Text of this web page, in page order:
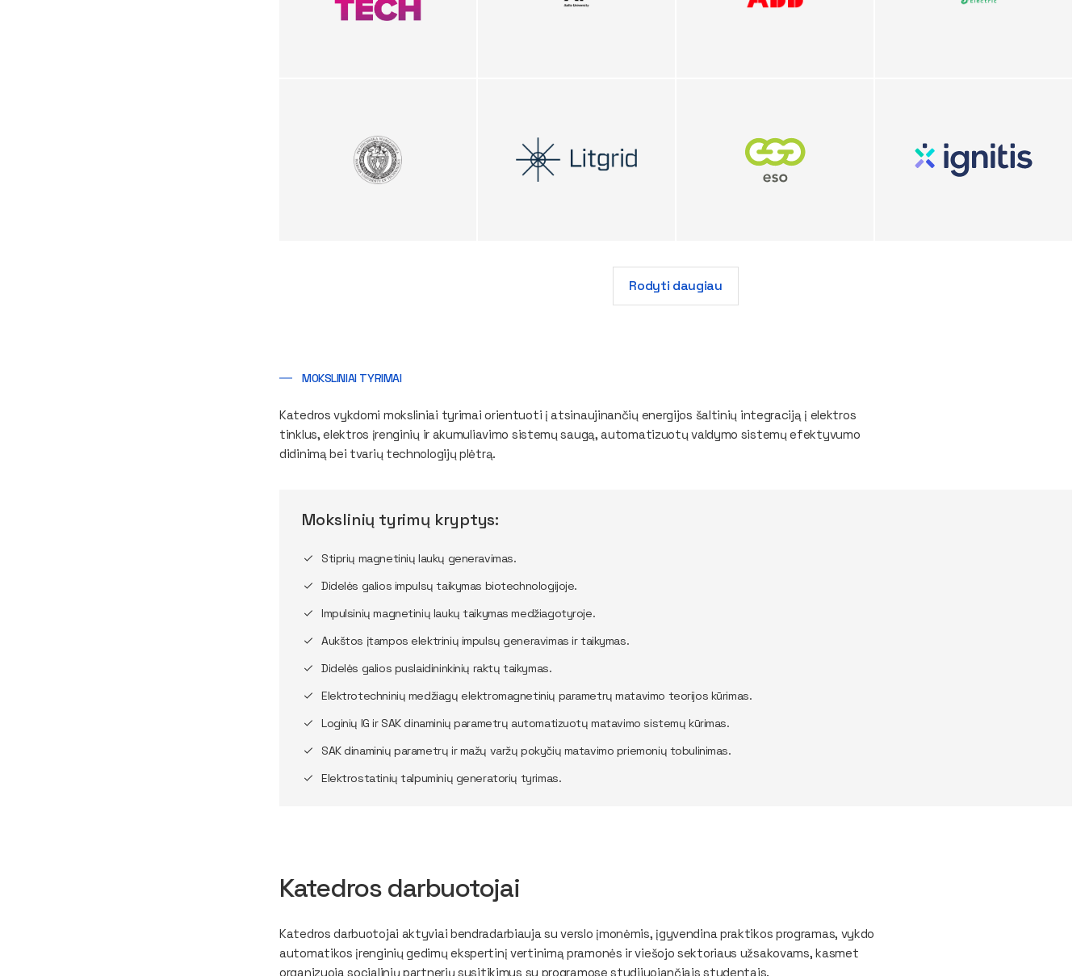
Rodyti daugiau
MOKSLINIAI TYRIMAI
Katedros vykdomi moksliniai tyrimai orientuoti į atsinaujinančių energijos šaltinių integraciją į elektros
tinklus, elektros įrenginių ir akumuliavimo sistemų saugą, automatizuotų valdymo sistemų efektyvumo
didinimą bei tvarių technologijų plėtrą.
Mokslinių tyrimų kryptys:
Stiprių magnetinių laukų generavimas.
Didelės galios impulsų taikymas biotechnologijoje.
Impulsinių magnetinių laukų taikymas medžiagotyroje.
Aukštos įtampos elektrinių impulsų generavimas ir taikymas.
Didelės galios puslaidininkinių raktų taikymas.
Elektrotechninių medžiagų elektromagnetinių parametrų matavimo teorijos kūrimas.
Loginių IG ir SAK dinaminių parametrų automatizuotų matavimo sistemų kūrimas.
SAK dinaminių parametrų ir mažų varžų pokyčių matavimo priemonių tobulinimas.
Elektrostatinių talpuminių generatorių tyrimas.
Katedros darbuotojai
Katedros darbuotojai aktyviai bendradarbiauja su verslo įmonėmis, įgyvendina praktikos programas, vykdo
automatikos įrenginių gedimų ekspertinį vertinimą pramonės ir viešojo sektoriaus užsakovams, kasmet
organizuoja socialinių partnerių susitikimus su programose studijuojančiais studentais.